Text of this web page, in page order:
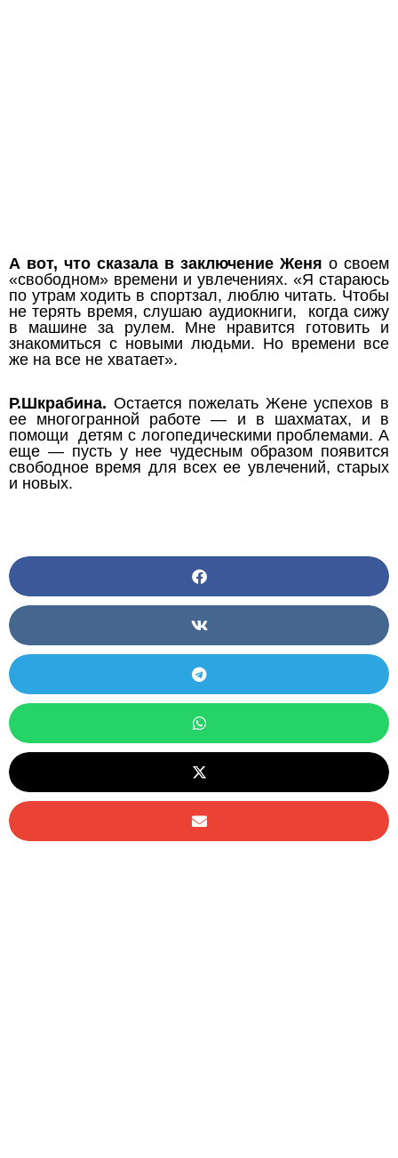
А вот, что сказала в заключение Женя о своем
«свободном» времени и увлечениях. «Я стараюсь
по утрам ходить в спортзал, люблю читать. Чтобы
не терять время, слушаю аудиокниги, когда сижу
в машине за рулем. Мне нравится готовить и
знакомиться с новыми людьми. Но времени все
же на все не хватает».
Р.Шкрабина. Остается пожелать Жене успехов в
ее многогранной работе — и в шахматах, и в
помощи детям с логопедическими проблемами. А
еще — пусть у нее чудесным образом появится
свободное время для всех ее увлечений, старых
и новых.